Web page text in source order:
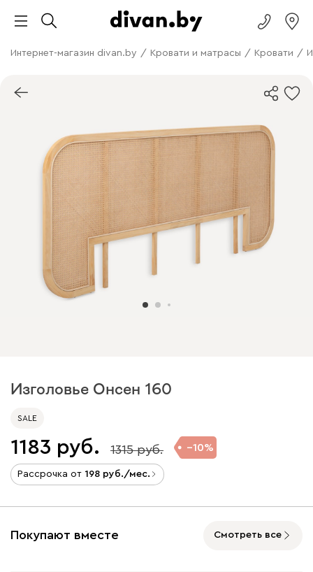
Интернет-магазин divan.by / Кровати и матрасы / Кровати /
Изголовье Онсен 160
SALE
1183 1315 10
Рассрочка от 198 /мес.
Покупают вместе Смотреть все